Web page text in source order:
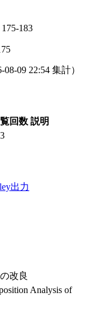
183
08-09 22:54 集計）
回数 説明
出力
改良
Analysis of